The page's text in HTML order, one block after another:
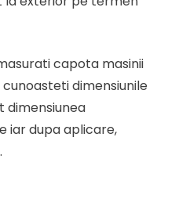
masurati capota masinii
dimensiunile
dimensiunea
iar dupa aplicare,